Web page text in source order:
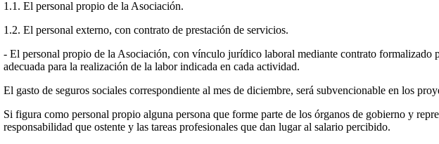
1.1. El personal propio de la Asociación.
1.2. El personal externo, con contrato de prestación de servicios.
- El personal propio de la Asociación, con vínculo jurídico laboral mediante contrato formalizado
adecuada para la realización de la labor indicada en cada actividad.
El gasto de seguros sociales correspondiente al mes de diciembre, será subvencionable en los
Si figura como personal propio alguna persona que forme parte de los órganos de gobierno y
responsabilidad que ostente y las tareas profesionales que dan lugar al salario percibido.